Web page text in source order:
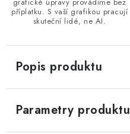
příplatku. S vaší grafikou pracují
skuteční lidé, ne AI.
Popis produktu
Parametry produktu